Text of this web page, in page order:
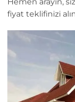
Hemen arayın,
fiyat teklifinizi